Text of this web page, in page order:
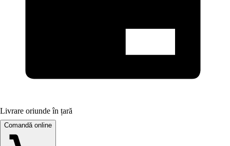
Livrare oriunde în țară
Comandă online